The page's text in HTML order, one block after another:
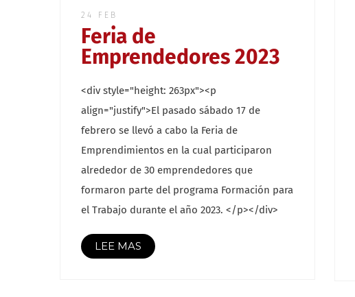
24 FEB
Feria de
Emprendedores 2023
<div style="height: 263px"><p
align="justify">El pasado sábado 17 de
febrero se llevó a cabo la Feria de
Emprendimientos en la cual participaron
alrededor de 30 emprendedores que
formaron parte del programa Formación para
el Trabajo durante el año 2023. </p></div>
LEE MAS